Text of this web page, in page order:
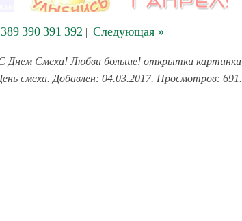
389 390 391 392 | Следующая »
Днем Смеха! Любви больше! открытки картинки
смеха. Добавлен: 04.03.2017. Просмотров: 691.